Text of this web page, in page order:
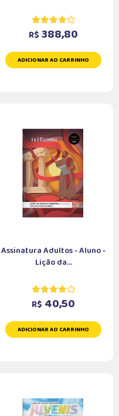
R$ 388,80
ADICIONAR AO CARRINHO
Assinatura Adultos - Aluno -
Lição da...
R$ 40,50
ADICIONAR AO CARRINHO